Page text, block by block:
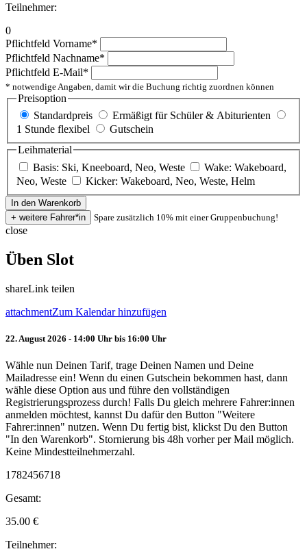
Teilnehmer:
0
Pflichtfeld Vorname*
Pflichtfeld Nachname*
Pflichtfeld E-Mail*
* notwendige Angaben, damit wir die Buchung richtig zuordnen können
Preisoption
Standardpreis
Ermäßigt für Schüler & Abiturienten
1 Stunde flexibel
Gutschein
Leihmaterial
Basis: Ski, Kneeboard, Neo, Weste
Wake: Wakeboard,
Neo, Weste
Kicker: Wakeboard, Neo, Weste, Helm
Spare zusätzlich 10% mit einer Gruppenbuchung!
close
Üben Slot
shareLink teilen
attachmentZum Kalendar hinzufügen
22. August 2026 - 14:00 Uhr bis 16:00 Uhr
Wähle nun Deinen Tarif, trage Deinen Namen und Deine
Mailadresse ein! Wenn du einen Gutschein bekommen hast, dann
wähle diese Option aus und führe den vollständigen
Registrierungsprozess durch! Falls Du gleich mehrere Fahrer:innen
anmelden möchtest, kannst Du dafür den Button "Weitere
Fahrer:innen" nutzen. Wenn Du fertig bist, klickst Du den Button
"In den Warenkorb". Stornierung bis 48h vorher per Mail möglich.
Keine Mindestteilnehmerzahl.
1782456718
Gesamt:
35.00 €
Teilnehmer: